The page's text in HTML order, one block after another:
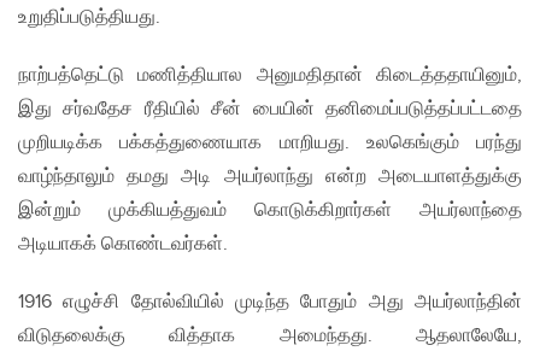
உறுதிப்படுத்தியது.
நாற்பத்தெட்டு மணித்தியால அனுமதிதான் கிடைத்ததாயினும்,
இது சர்வதேச ரீதியில் சீன் பையின் தனிமைப்படுத்தப்பட்டதை
முறியடிக்க பக்கத்துணையாக மாறியது. உலகெங்கும் பரந்து
வாழ்ந்தாலும் தமது அடி அயர்லாந்து என்ற அடையாளத்துக்கு
இன்றும் முக்கியத்துவம் கொடுக்கிறார்கள் அயர்லாந்தை
அடியாகக் கொண்டவர்கள்.
1916 எழுச்சி தோல்வியில் முடிந்த போதும் அது அயர்லாந்தின்
விடுதலைக்கு வித்தாக அமைந்தது. ஆதலாலேயே,